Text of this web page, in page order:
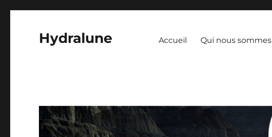
Hydralune Accueil Qui nous sommes